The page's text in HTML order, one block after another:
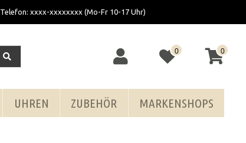
Telefon: xxxx-xxxxxxxx (Mo-Fr 10-17 Uhr)
0 0
UHREN ZUBEHÖR MARKENSHOPS